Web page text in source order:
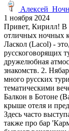
1 ноября 2024
Привет, Кирилл! В
отличных ночных
Ласкол (Lacol) -
русскоговорящих
дружелюбная
знакомств. 2.
много русских
тематическими
Балкон в Ботоне
крыше отеля и
Здесь часто
также про бар